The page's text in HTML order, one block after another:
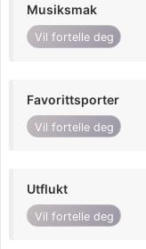
Musiksmak
Vil fortelle deg
Favorittsporter
Vil fortelle deg
Utflukt
Vil fortelle deg